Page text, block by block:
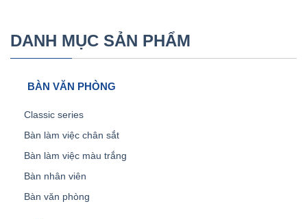
DANH MỤC SẢN PHẨM
BÀN VĂN PHÒNG
Classic series
Bàn làm việc chân sắt
Bàn làm việc màu trắng
Bàn nhân viên
Bàn văn phòng